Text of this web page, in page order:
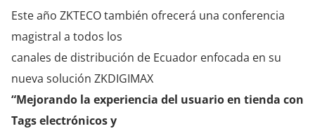
Este año ZKTECO también ofrecerá una conferencia
magistral a todos los
canales de distribución de Ecuador enfocada en su
nueva solución ZKDIGIMAX
“Mejorando la experiencia del usuario en tienda con
Tags electrónicos y